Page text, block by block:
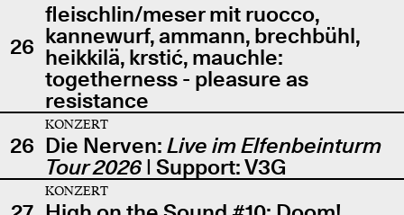
26
fleischlin/meser mit ruocco,
kannewurf, ammann, brechbühl,
heikkilä, krstić, mauchle:
togetherness - pleasure as
resistance
26
KONZERT
Die Nerven: Live im Elfenbeinturm
Tour 2026| Support: V3G
KONZERT